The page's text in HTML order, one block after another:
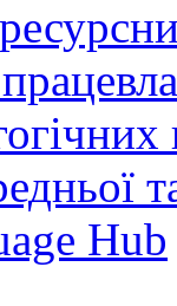
Hub